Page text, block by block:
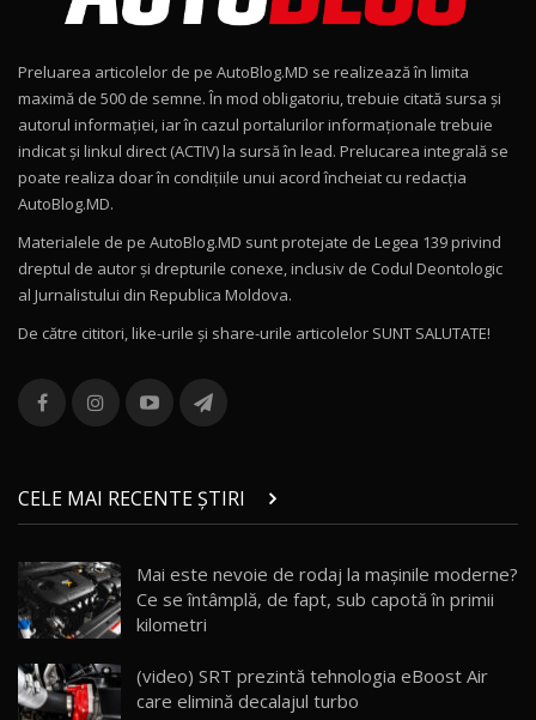
15:22
Mercedes-AMG E 53 HYBRID 4MATIC+ / Test
Drive AutoBlog.MD
16:27
11
Noul Volvo ES90 / Test Drive AutoBlog.MD
12
Noul MG HS / Test Drive AutoBlog.MD
16:48
13
combină aventura cu luxul / AutoBlog.MD
36:08
chinez care face lumea să se întoarcă după el
/ AutoBlog.MD
17:27
15 14:37
16
AutoBlogMD
13:10
Preluarea articolelor de pe AutoBlog.MD se realizează în limita
maximă de 500 de semne. În mod obligatoriu, trebuie citată sursa și
autorul informației, iar în cazul portalurilor informaționale trebuie
indicat și linkul direct (ACTIV) la sursă în lead. Prelucarea integrală se
poate realiza doar în condițiile unui acord încheiat cu redacţia
AutoBlog.MD.
Materialele de pe AutoBlog.MD sunt protejate de Legea 139 privind
dreptul de autor și drepturile conexe, inclusiv de Codul Deontologic
al Jurnalistului din Republica Moldova.
De către cititori, like-urile şi share-urile articolelor SUNT SALUTATE!
CELE MAI RECENTE ȘTIRI
Mai este nevoie de rodaj la mașinile moderne?
Ce se întâmplă, de fapt, sub capotă în primii
kilometri
(video) SRT prezintă tehnologia eBoost Air
care elimină decalajul turbo